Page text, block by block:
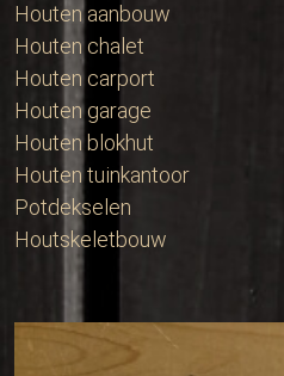
Houten aanbouw
Houten chalet
Houten carport
Houten garage
Houten blokhut
Houten tuinkantoor
Potdekselen
Houtskeletbouw